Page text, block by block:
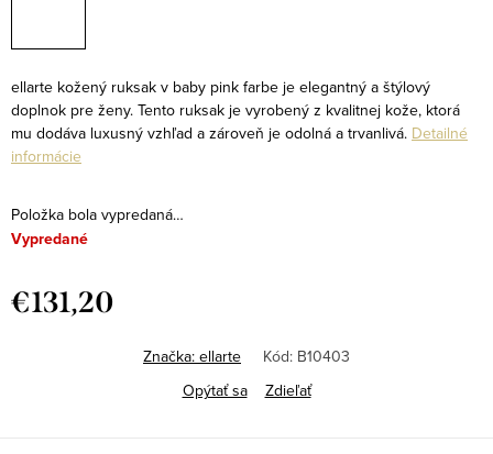
ellarte kožený ruksak v baby pink farbe je elegantný a štýlový
doplnok pre ženy. Tento ruksak je vyrobený z kvalitnej kože, ktorá
mu dodáva luxusný vzhľad a zároveň je odolná a trvanlivá. Detailné
informácie
Položka bola vypredaná…
Vypredané
€131,20
Značka: ellarte Kód: B10403
Opýtať sa
Zdieľať